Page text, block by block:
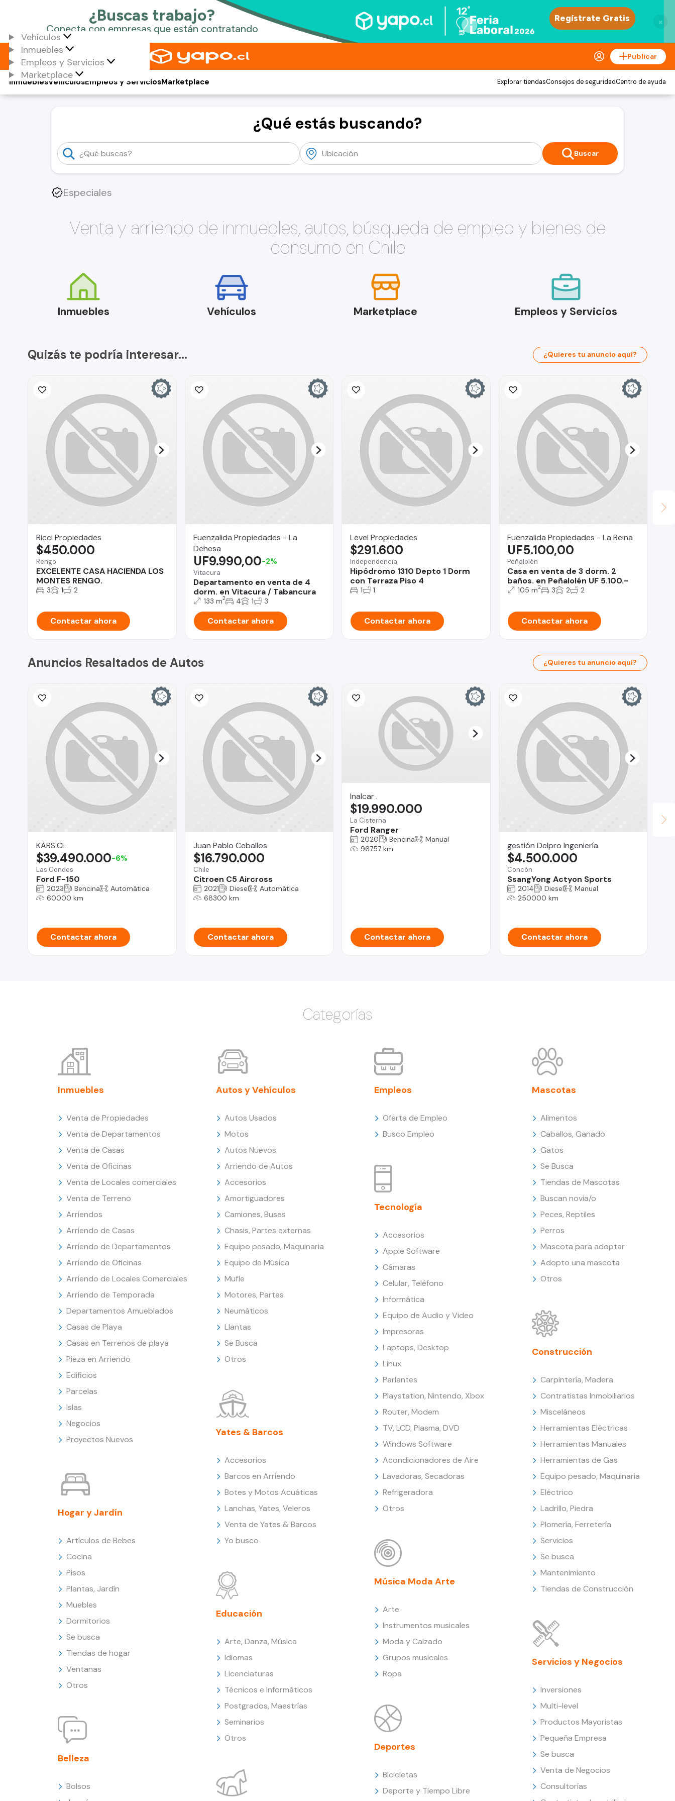
×
Vehículos
Inmuebles
Empleos y Servicios
Marketplace
Publicar
Vehículos
Inmuebles Empleos y ServiciosMarketplace Explorar tiendasConsejos de seguridadCentro de ayuda
¿Qué estás buscando?
Buscar
Especiales
Venta y arriendo de inmuebles, autos, búsqueda de empleo y bienes de
consumo en Chile
Inmuebles Vehículos Marketplace Empleos y Servicios
Quizás te podría interesar... ¿Quieres tu anuncio aquí?
Ricci Propiedades
Rengo
EXCELENTE CASA HACIENDA LOS
MONTES RENGO.
$450.000
3 1 2
Contactar ahora
Fuenzalida Propiedades - La
Dehesa
Vitacura
Departamento en venta de 4
dorm. en Vitacura / Tabancura
UF9.990,00-2%
133 m2 4 1 3
Contactar ahora
Level Propiedades
Independencia
Hipódromo 1310 Depto 1 Dorm
con Terraza Piso 4
$291.600
1 1
Contactar ahora
Fuenzalida Propiedades - La Reina
Peñalolén
Casa en venta de 3 dorm. 2
baños. en Peñalolén UF 5.100.-
UF5.100,00
105 m2 3 2 2
Contactar ahora
Anuncios Resaltados de Autos ¿Quieres tu anuncio aquí?
KARS.CL
Las Condes
Ford F-150
$39.490.000-6%
2023 Bencina
Automática
60000 km
Contactar ahora
Juan Pablo Ceballos
Chile
Citroen C5 Aircross
$16.790.000
2021 Diesel
Automática
68300 km
Contactar ahora
Inalcar .
La Cisterna
Ford Ranger
$19.990.000
2020 Bencina
Manual
96757 km
Contactar ahora
gestión Delpro Ingeniería
Concón
SsangYong Actyon Sports
$4.500.000
2014 Diesel
Manual
250000 km
Contactar ahora
Categorías
Inmuebles
Venta de Propiedades
Venta de Departamentos
Venta de Casas
Venta de Oficinas
Venta de Locales comerciales
Venta de Terreno
Arriendos
Arriendo de Casas
Arriendo de Departamentos
Arriendo de Oficinas
Arriendo de Locales Comerciales
Arriendo de Temporada
Departamentos Amueblados
Casas de Playa
Casas en Terrenos de playa
Pieza en Arriendo
Edificios
Parcelas
Islas
Negocios
Proyectos Nuevos
Hogar y Jardín
Artículos de Bebes
Cocina
Pisos
Plantas, Jardín
Muebles
Dormitorios
Se busca
Tiendas de hogar
Ventanas
Otros
Belleza
Bolsos
Autos y Vehículos
Autos Usados
Motos
Autos Nuevos
Arriendo de Autos
Accesorios
Amortiguadores
Camiones, Buses
Chasis, Partes externas
Equipo pesado, Maquinaria
Equipo de Música
Mufle
Motores, Partes
Neumáticos
Llantas
Se Busca
Otros
Yates & Barcos
Accesorios
Barcos en Arriendo
Botes y Motos Acuáticas
Lanchas, Yates, Veleros
Venta de Yates & Barcos
Yo busco
Educación
Arte, Danza, Música
Idiomas
Licenciaturas
Técnicos e Informáticos
Postgrados, Maestrías
Seminarios
Otros
Empleos
Oferta de Empleo
Busco Empleo
Tecnología
Accesorios
Apple Software
Cámaras
Celular, Teléfono
Informática
Equipo de Audio y Video
Impresoras
Laptops, Desktop
Linux
Parlantes
Playstation, Nintendo, Xbox
Router, Modem
TV, LCD, Plasma, DVD
Windows Software
Acondicionadores de Aire
Lavadoras, Secadoras
Refrigeradora
Otros
Música Moda Arte
Arte
Instrumentos musicales
Moda y Calzado
Grupos musicales
Ropa
Deportes
Bicicletas
Deporte y Tiempo Libre
Mascotas
Alimentos
Caballos, Ganado
Gatos
Se Busca
Tiendas de Mascotas
Buscan novia/o
Peces, Reptiles
Perros
Mascota para adoptar
Adopto una mascota
Otros
Construcción
Carpintería, Madera
Contratistas Inmobiliarios
Misceláneos
Herramientas Eléctricas
Herramientas Manuales
Herramientas de Gas
Equipo pesado, Maquinaria
Eléctrico
Ladrillo, Piedra
Plomería, Ferretería
Servicios
Se busca
Mantenimiento
Tiendas de Construcción
Servicios y Negocios
Inversiones
Multi-level
Productos Mayoristas
Pequeña Empresa
Se busca
Venta de Negocios
Consultorías